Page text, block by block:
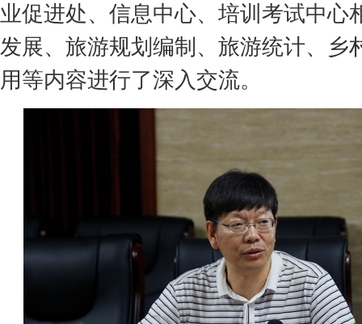
业促进处、信息中心、培训考试中心
发展、旅游规划编制、旅游统计、乡
用等内容进行了深入交流。